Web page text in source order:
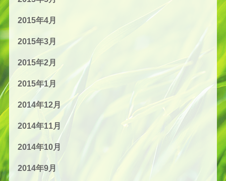
2015年4月
2015年3月
2015年2月
2015年1月
2014年12月
2014年11月
2014年10月
2014年9月